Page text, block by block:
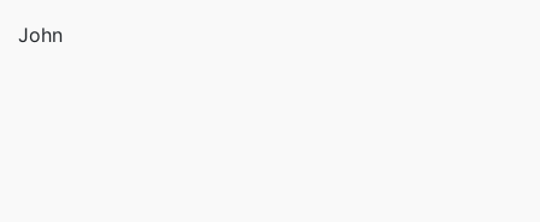
John